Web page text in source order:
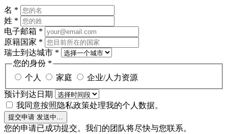
名 *
姓 *
电子邮箱 *
原籍国家 *
瑞士到达城市 *
您的身份 *
个人
家庭
企业/人力资源
预计到达日期
我同意按照隐私政策处理我的个人数据。
提交申请 发送中…
您的申请已成功提交。我们的团队将尽快与您联系。